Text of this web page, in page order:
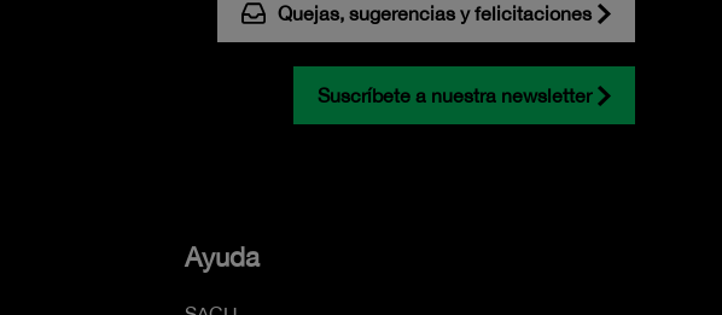
Quejas, sugerencias y felicitaciones
Suscríbete a nuestra newsletter
Ayuda